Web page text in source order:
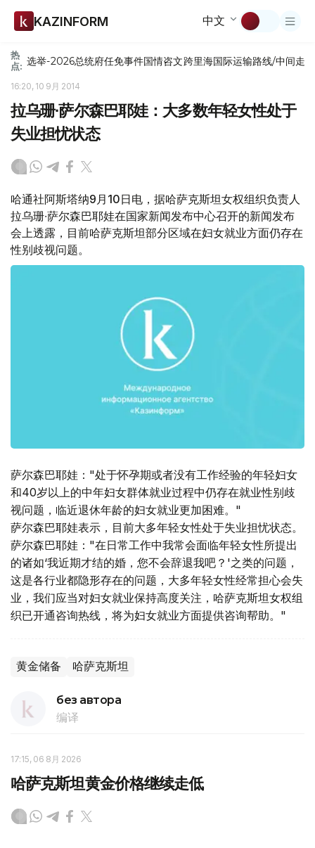
KAZINFORM 中文
热
点: 选举-2026总统府任免事件国情咨文跨里海国际运输路线/中间走廊
16:20, 10 9月 2014
拉乌珊∙萨尔森巴耶娃：大多数年轻女性处于
失业担忧状态
哈通社阿斯塔纳9月10日电，据哈萨克斯坦女权组织负责人
拉乌珊∙萨尔森巴耶娃在国家新闻发布中心召开的新闻发布
会上透露，目前哈萨克斯坦部分区域在妇女就业方面仍存在
性别歧视问题。
萨尔森巴耶娃："处于怀孕期或者没有工作经验的年轻妇女
和40岁以上的中年妇女群体就业过程中仍存在就业性别歧
视问题，临近退休年龄的妇女就业更加困难。"
萨尔森巴耶娃表示，目前大多年轻女性处于失业担忧状态。
萨尔森巴耶娃："在日常工作中我常会面临年轻女性所提出
的诸如‘我近期才结的婚，您不会辞退我吧？'之类的问题，
这是各行业都隐形存在的问题，大多年轻女性经常担心会失
业，我们应当对妇女就业保持高度关注，哈萨克斯坦女权组
织已开通咨询热线，将为妇女就业方面提供咨询帮助。"
黄金储备 哈萨克斯坦
без автора
编译
17:15, 06 8月 2026
哈萨克斯坦黄金价格继续走低